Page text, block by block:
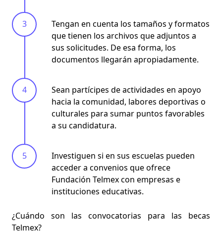
Tengan en cuenta los tamaños y formatos
que tienen los archivos que adjuntos a
sus solicitudes. De esa forma, los
documentos llegarán apropiadamente.
Sean partícipes de actividades en apoyo
hacia la comunidad, labores deportivas o
culturales para sumar puntos favorables
a su candidatura.
Investiguen si en sus escuelas pueden
acceder a convenios que ofrece
Fundación Telmex con empresas e
instituciones educativas.
¿Cuándo son las convocatorias para las becas
Telmex?